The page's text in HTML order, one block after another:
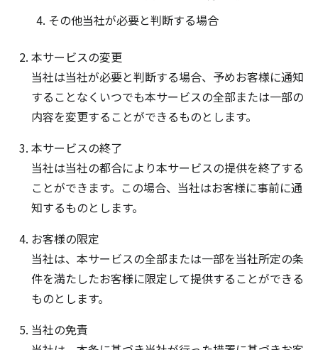
その他当社が必要と判断する場合
本サービスの変更
当社は当社が必要と判断する場合、予めお客様に通知
することなくいつでも本サービスの全部または一部の
内容を変更することができるものとします。
本サービスの終了
当社は当社の都合により本サービスの提供を終了する
ことができます。この場合、当社はお客様に事前に通
知するものとします。
お客様の限定
当社は、本サービスの全部または一部を当社所定の条
件を満たしたお客様に限定して提供することができる
ものとします。
当社の免責